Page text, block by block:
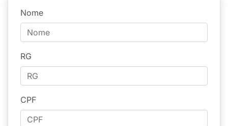
Nome
RG
CPF